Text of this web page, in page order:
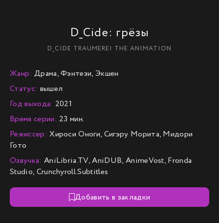
D_Cide: грёзы
D_CIDE TRAUMEREI THE ANIMATION
Жанр: Драма, Фэнтези, Экшен
Статус: вышел
Год выхода: 2021
Время серии: 23 мин.
Режиссер: Хироси Оноги, Сигэру Морита, Мидори
Гото
Озвучка: AniLibria.TV, AniDUB, AnimeVost, Fronda
Studio, Crunchyroll.Subtitles
Добавить в закладки